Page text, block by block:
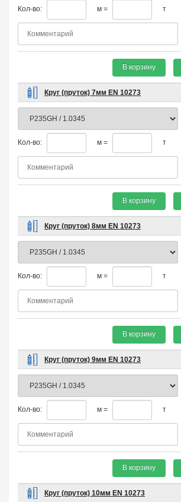
Кол-во: м = т
В корзину
Круг (пруток) 7мм EN 10273
Кол-во: м = т
В корзину
Круг (пруток) 8мм EN 10273
Кол-во: м = т
В корзину
Круг (пруток) 9мм EN 10273
Кол-во: м = т
В корзину
Круг (пруток) 10мм EN 10273